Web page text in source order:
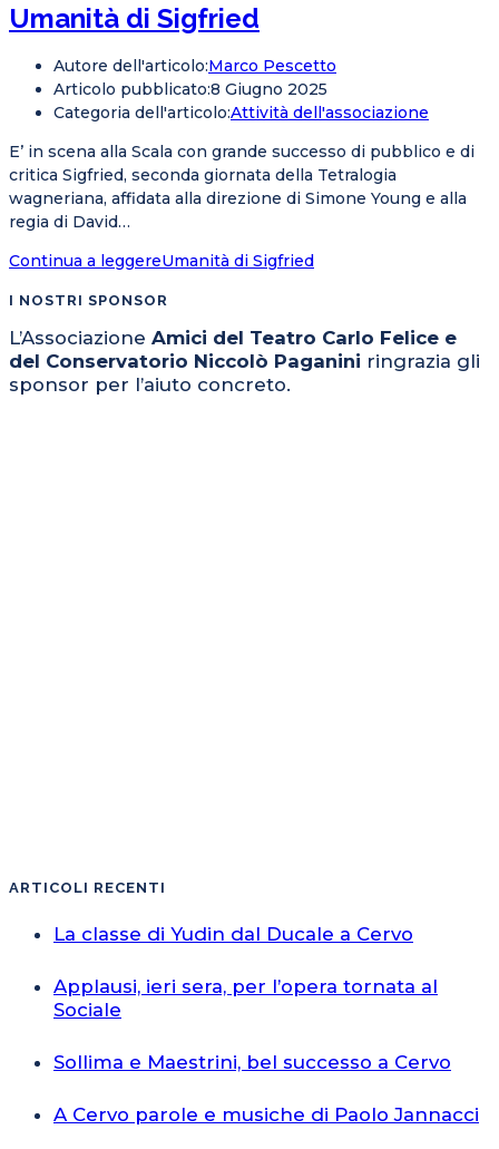
Umanità di Sigfried
Autore dell'articolo:Marco Pescetto
Articolo pubblicato:8 Giugno 2025
Categoria dell'articolo:Attività dell'associazione
E’ in scena alla Scala con grande successo di pubblico e di
critica Sigfried, seconda giornata della Tetralogia
wagneriana, affidata alla direzione di Simone Young e alla
regia di David…
Continua a leggereUmanità di Sigfried
I NOSTRI SPONSOR
L’Associazione Amici del Teatro Carlo Felice e
del Conservatorio Niccolò Paganini ringrazia gli
sponsor per l’aiuto concreto.
ARTICOLI RECENTI
La classe di Yudin dal Ducale a Cervo
Applausi, ieri sera, per l’opera tornata al
Sociale
Sollima e Maestrini, bel successo a Cervo
A Cervo parole e musiche di Paolo Jannacci